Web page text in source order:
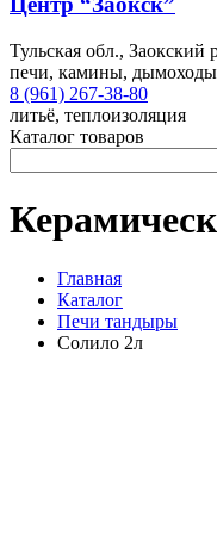
Тульская обл.,
печи, камины,
8 (961) 267-38-80
литьё, теплоизоляция
Каталог товаров
Главная
Каталог
Печи тандыры
Солило 2л